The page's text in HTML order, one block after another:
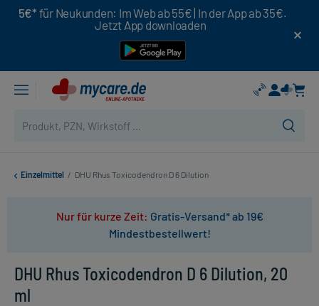
5€* für Neukunden: Im Web ab 55€ | In der App ab 35€.
Jetzt App downloaden
Einzelmittel / DHU Rhus Toxicodendron D 6 Dilution
Nur für kurze Zeit: Gratis-Versand* ab 19€
Mindestbestellwert!
DHU Rhus Toxicodendron D 6 Dilution, 20
ml